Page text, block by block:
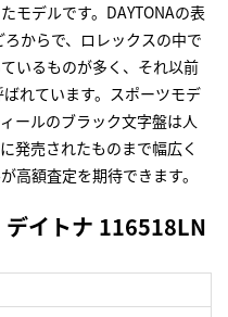
モデルです。DAYTONAの表
からで、ロレックスの中で
いるものが多く、それ以前
れています。スポーツモデ
ールのブラック文字盤は人
発売されたものまで幅広く
高額査定を期待できます。
デイトナ 116518LN